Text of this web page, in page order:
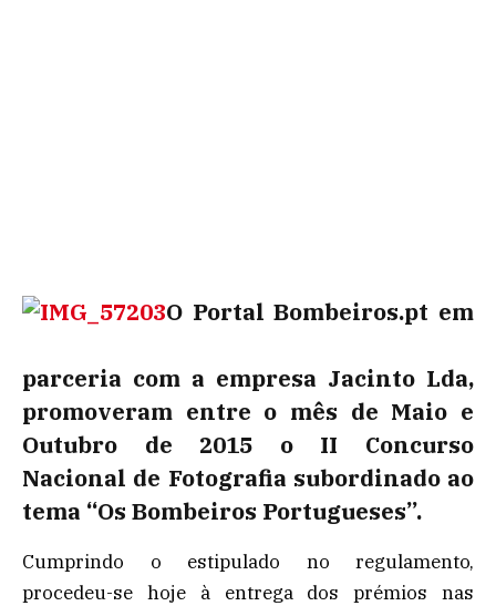
O Portal Bombeiros.pt em
parceria com a empresa Jacinto Lda,
promoveram entre o mês de Maio e
Outubro de 2015 o II Concurso
Nacional de Fotografia subordinado ao
tema “Os Bombeiros Portugueses”.
Cumprindo o estipulado no regulamento,
procedeu-se hoje à entrega dos prémios nas